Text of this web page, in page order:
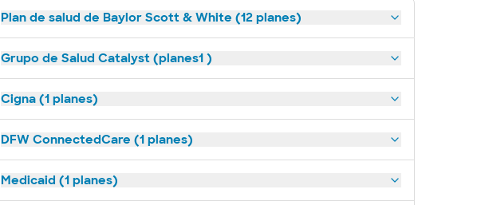
Plan de salud de Baylor Scott & White (12 planes)
Grupo de Salud Catalyst (planes1 )
Cigna (1 planes)
DFW ConnectedCare (1 planes)
Medicaid (1 planes)